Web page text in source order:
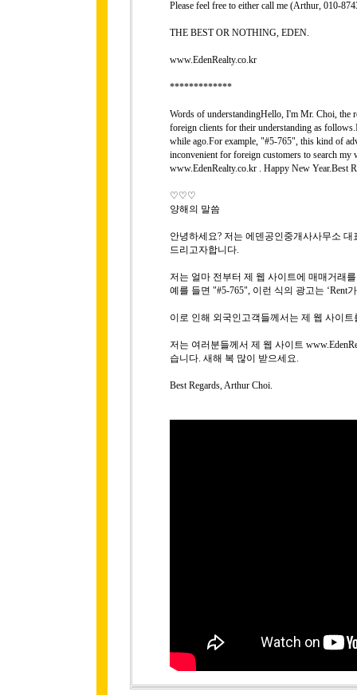
Please feel free to either call me (Arthur, 010-
THE BEST OR NOTHING, EDEN.
www.EdenRealty.co.kr
*************
Words of understandingHello, I'm Mr. Choi, the
foreign clients for their understanding as
while ago.For example, "#5-765", this kind of
inconvenient for foreign customers to search
www.EdenRealty.co.kr . Happy New Year.Best
♡♡♡
양해의 말씀
안녕하세요? 저는 에덴공인중개사사무소
드리고자합니다.
저는 얼마 전부터 제 웹 사이트에 매매거래
예를 들면 "#5-765", 이런 식의 광고는 ‘Rent
이로 인해 외국인고객들께서는 제 웹 사이
저는 여러분들께서 제 웹 사이트
습니다. 새해 복 많이 받으세요.
Best Regards, Arthur Choi.